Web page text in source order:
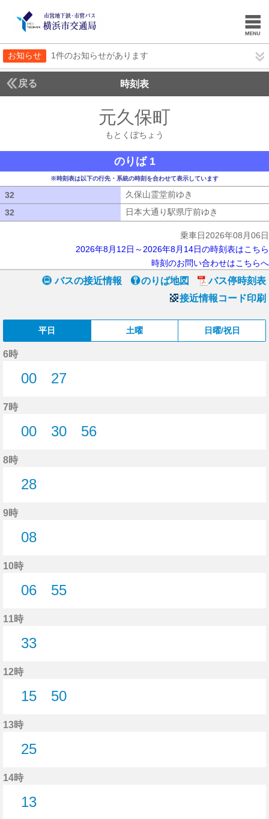
お知らせ 1件のお知らせがあります
戻る 時刻表
元久保町
もとくぼちょう
のりば 1
※時刻表は以下の行先・系統の時刻を合わせて表示しています
32 久保山霊堂前ゆき
32
日本大通り駅県庁前ゆき
乗車日2026年08月06日
2026年8月12日～2026年8月14日の時刻表はこちら
時刻のお問い合わせはこちらへ
バスの接近情報 のりば地図
バス停時刻表
接近情報コード印刷
平日 土曜 日曜/祝日
6時
00
27
7時
00
30
56
8時
28
9時
08
10時
06
55
11時
33
12時
15
50
13時
25
14時
13